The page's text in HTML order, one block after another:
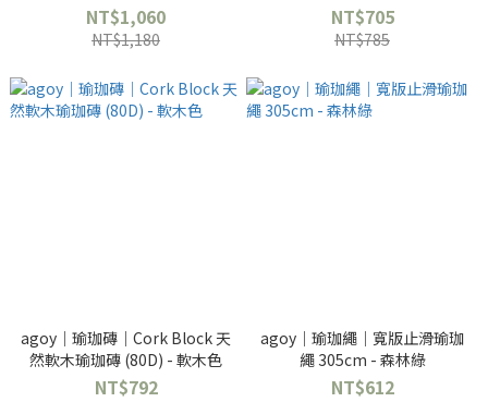
NT$1,060
NT$1,180
NT$705
NT$785
agoy｜瑜珈磚｜Cork Block 天
然軟木瑜珈磚 (80D) - 軟木色
NT$792
agoy｜瑜珈繩｜寬版止滑瑜珈
繩 305cm - 森林綠
NT$612